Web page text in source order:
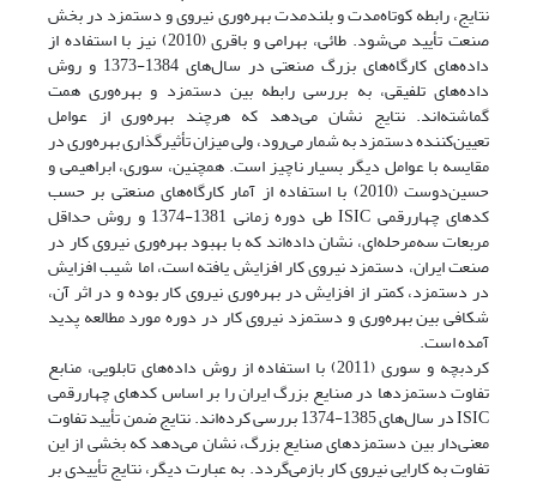
نتایج، رابطه کوتاه‌مدت و بلندمدت بهره‌وری نیروی و دستمزد در بخش
صنعت تأیید می‌شود. طائی، بهرامی و باقری (2010) نیز با استفاده از
داده‌های کارگاه‌های بزرگ صنعتی در سال‌های 1384-1373 و روش
داده‌های تلفیقی، به بررسی رابطه بین دستمزد و بهره‌وری همت
گماشته‌اند. نتایج نشان می‌دهد که هرچند بهره‌وری از عوامل
تعیین‌کننده دستمزد به شمار می‌رود، ولی میزان تأثیرگذاری بهره‌وری در
مقایسه با عوامل دیگر بسیار ناچیز است. همچنین، سوری، ابراهیمی و
حسین‌دوست (2010) با استفاده از آمار کارگاه‌های صنعتی بر حسب
کدهای چهاررقمی ISIC طی دوره زمانی 1381-1374 و روش حداقل
مربعات سه‌مرحله‌ای، نشان داده‌اند که با بهبود بهره‌وری نیروی کار در
صنعت ایران، دستمزد نیروی کار افزایش یافته است، اما شیب افزایش
در دستمزد، کمتر از افزایش در بهره‌وری نیروی کار بوده و در اثر آن،
شکافی بین بهره‌وری و دستمزد نیروی کار در دوره مورد مطالعه پدید
آمده است.
کردبچه و سوری (2011) با استفاده از روش داده‌های تابلویی، منابع
تفاوت دستمزدها در صنایع بزرگ ایران را بر اساس کدهای چهاررقمی
ISIC در سال‌های 1385-1374 بررسی کرده‌اند. نتایج ضمن تأیید تفاوت
معنی‌دار بین دستمزدهای صنایع بزرگ، نشان می‌دهد که بخشی از این
تفاوت به کارایی نیروی کار بازمی‌گردد. به عبارت دیگر، نتایج تأییدی بر